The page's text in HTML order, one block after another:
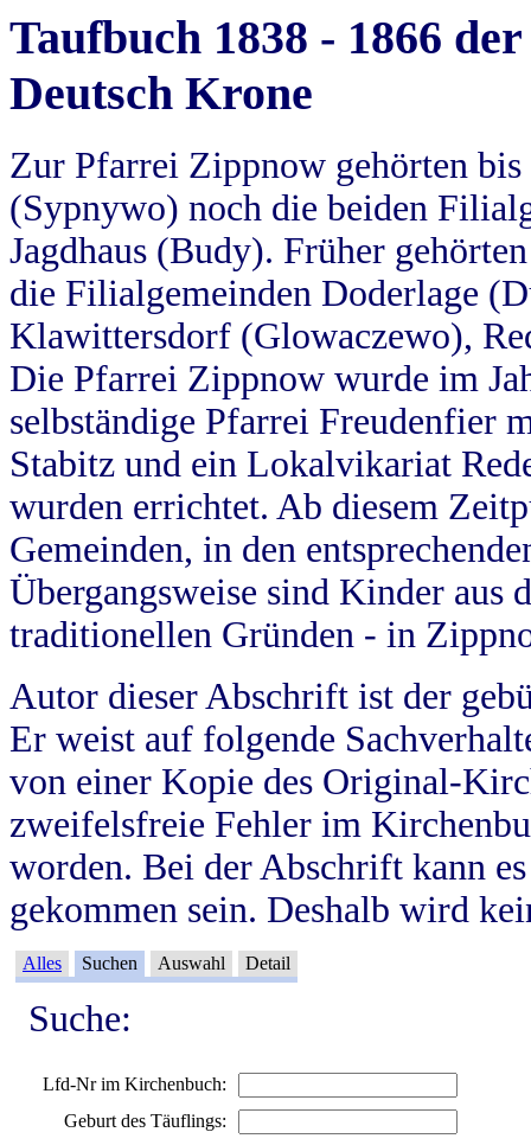
Taufbuch 1838 - 1866
Deutsch Krone
Zur Pfarrei Zippnow gehörten
(Sypnywo) noch die beiden
Jagdhaus (Budy). Früher
die Filialgemeinden Doderlage
Klawittersdorf (Glowaczewo),
Die Pfarrei Zippnow wurde im
selbständige Pfarrei Freudenfier
Stabitz und ein Lokalvikariat
wurden errichtet. Ab diesem
Gemeinden, in den
Übergangsweise sind Kinder aus
traditionellen Gründen - in
Autor dieser Abschrift ist der
Er weist auf folgende
von einer Kopie des Original-
zweifelsfreie Fehler im
worden. Bei der Abschrift kann
gekommen sein. Deshalb wird
Alles Suchen Auswahl Detail
Suche:
Lfd-Nr im Kirchenbuch:
Geburt des Täuflings: